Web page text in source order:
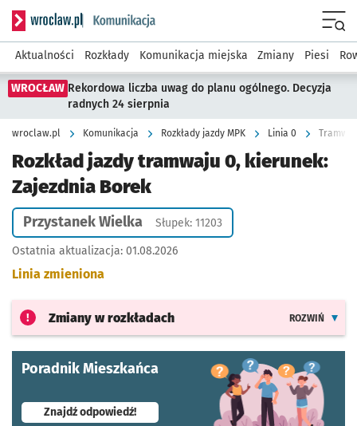
Serwis informacyjny wroclaw.pl podserwis: Komunikacja
Aktualności Rozkłady Komunikacja miejska Zmiany Piesi
WROCŁAW Rekordowa liczba uwag do planu ogólnego. Decyzja
radnych 24 sierpnia
wroclaw.pl Komunikacja Rozkłady jazdy MPK Linia 0
Rozkład jazdy tramwaju 0, kierunek:
Zajezdnia Borek
Przystanek Wielka Słupek: 11203
Ostatnia aktualizacja: 01.08.2026
Linia zmieniona
Zmiany w rozkładach ROZWIŃ
Poradnik Mieszkańca
Znajdź odpowiedź!- otworzy się w nowej karcie